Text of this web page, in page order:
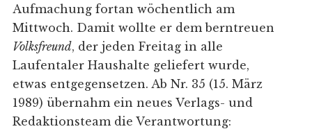
Aufmachung fortan wöchentlich am
Mittwoch. Damit wollte er dem berntreuen
Volksfreund, der jeden Freitag in alle
Laufentaler Haushalte geliefert wurde,
etwas entgegensetzen. Ab Nr. 35 (15. März
1989) übernahm ein neues Verlags- und
Redaktionsteam die Verantwortung: